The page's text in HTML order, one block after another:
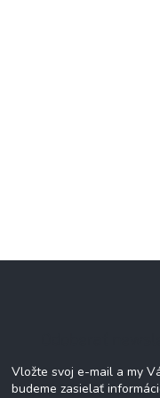
Vložte svoj e-mail a my
budeme zasielať